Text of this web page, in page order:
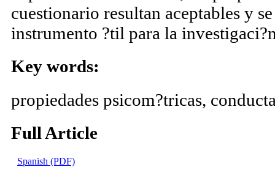
la poblaci?n. Asimismo, las
cuestionario resultan aceptables y
instrumento ?til para la
Key words:
propiedades psicom?tricas,
Full Article